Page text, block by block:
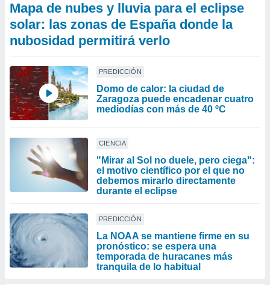
Mapa de nubes y lluvia para el eclipse
solar: las zonas de España donde la
nubosidad permitirá verlo
PREDICCIÓN
Domo de calor: la ciudad de
Zaragoza puede encadenar cuatro
mediodías con más de 40 ºC
CIENCIA
"Mirar al Sol no duele, pero ciega":
el motivo científico por el que no
debemos mirarlo directamente
durante el eclipse
PREDICCIÓN
La NOAA se mantiene firme en su
pronóstico: se espera una
temporada de huracanes más
tranquila de lo habitual